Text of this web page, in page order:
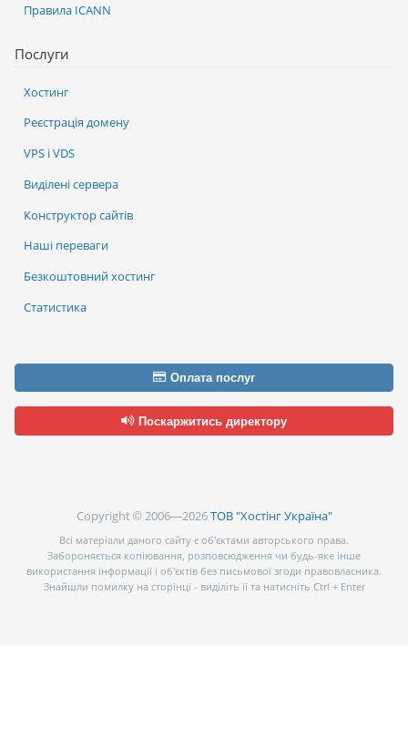
Послуги
Хостинг
Реєстрація домену
VPS і VDS
Виділені сервера
Конструктор сайтів
Наші переваги
Безкоштовний хостинг
Статистика
Правила ICANN
Оплата послуг
Поскаржитись директору
Copyright © 2006—2026ТОВ "Хостінг Україна"
Всі матеріали даного сайту є об’єктами авторського права.
Забороняється копіювання, розповсюдження чи будь-яке інше
використання інформації і об’єктів без письмової згоди правовласника.
Знайшли помилку на сторінці - виділіть її та натисніть Ctrl + Enter